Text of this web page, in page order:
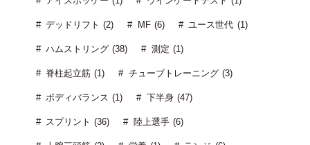
デッドリフト (2) MF (6) ユース世代 (1)
ハムストリング (38) 測定 (1)
脊柱起立筋 (1) チューブトレーニング (3)
ボディバランス (1) 下半身 (47)
スプリント (36) 陸上選手 (6)